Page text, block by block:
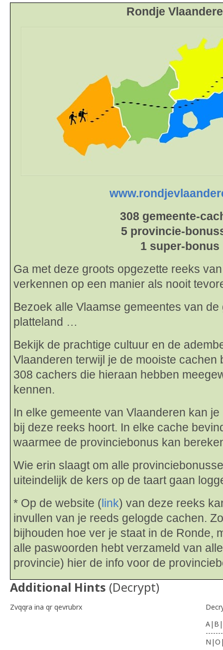
Rondje
308 gemeente-
5 provincie-
1 super-bonus
Ga met deze groots opgezette reeks
verkennen op een manier als nooit
Bezoek alle Vlaamse gemeentes van
platteland …
Bekijk de prachtige cultuur en de
Vlaanderen terwijl je de mooiste cachen
308 cachers die hieraan hebben
kennen.
In elke gemeente van Vlaanderen kan
bij deze reeks hoort. In elke cache
waarmee de provinciebonus kan
Wie erin slaagt om alle
uiteindelijk de kers op de taart gaan
* Op de website (link) van deze reeks
invullen van je reeds gelogde cachen.
bijhouden hoe ver je staat in de Ronde,
alle paswoorden hebt verzameld van
provincie) hier de info voor de
Additional Hints (Decrypt)
Zvqqra ina qr qevrubrx